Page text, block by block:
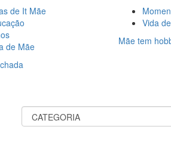
de It Mãe
de Mãe
Vida
Mãe tem